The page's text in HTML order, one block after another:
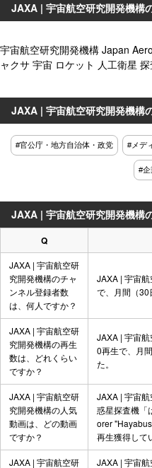
JAXA | 宇宙航空研究開発機構
宇宙航空研究開発機構 Japan
ャクサ 宇宙 ロケット 人工衛星
JAXA | 宇宙航空研究開発機構
#官公庁・地方自治体・政党 #メデ
#企
JAXA | 宇宙航空研究開発機構
Q
JAXA | 宇宙航空研
究開発機構のチャ
ンネル登録者数
は、何人ですか？
JAXA | 宇宙
で、月間（30
JAXA | 宇宙航空研
究開発機構の再生
数は、どれくらい
ですか？
JAXA | 宇宙
0再生で、月
た。
JAXA | 宇宙航空研
究開発機構の人気
動画は、どの動画
ですか？
JAXA | 宇宙航
惑星探査機「
orer
再生獲得して
JAXA | 宇宙航空研 JAXA | 宇宙航